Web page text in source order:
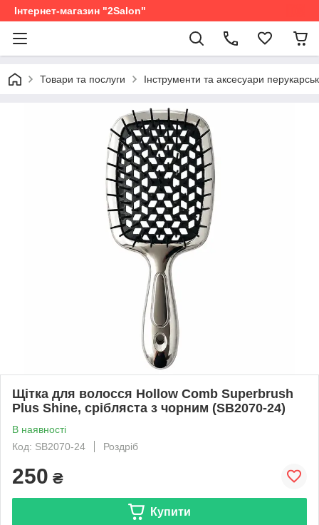
Інтернет-магазин "2Salon"
Товари та послуги Інструменти та аксесуари
Щітка для волосся Hollow Comb Superbrush
Plus Shine, срібляста з чорним (SB2070-24)
В наявності
Код: SB2070-24
Роздріб
250 ₴
Купити